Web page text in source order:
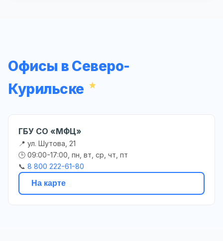
Офисы в Северо-
Курильске
ГБУ СО «МФЦ»
📍 ул. Шутова, 21
🕒 09:00-17:00, пн, вт, ср, чт, пт
📞 8 800 222-61-80
На карте